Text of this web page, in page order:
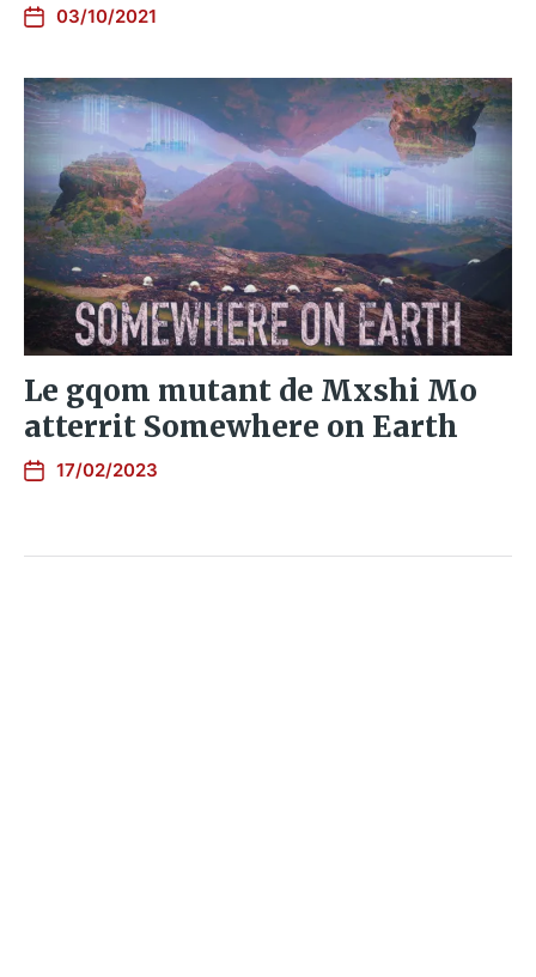
03/10/2021
Le gqom mutant de Mxshi Mo
atterrit Somewhere on Earth
17/02/2023